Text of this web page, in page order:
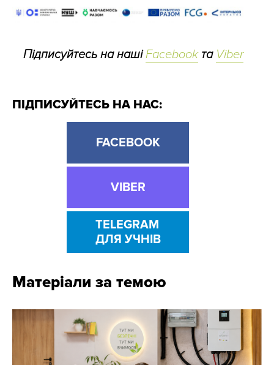
Підписуйтесь на нашіFacebookта Viber
ПІДПИСУЙТЕСЬ НА НАС:
FACEBOOK
VIBER
TELEGRAM
ДЛЯ УЧНІВ
Матеріали за темою